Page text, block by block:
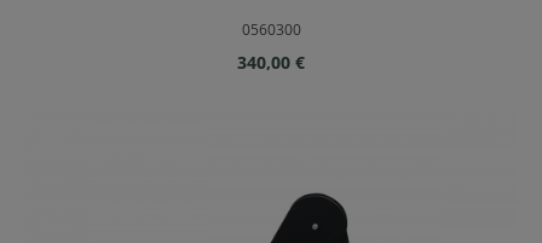
0560300
Regulärer Preis:
340,00 €